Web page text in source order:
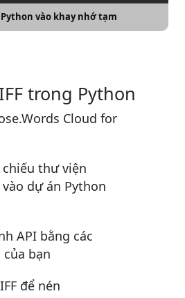
Python vào khay nhớ tạm
trong Python
Cloud for
thư viện
dự án Python
API bằng các
bạn
để nén